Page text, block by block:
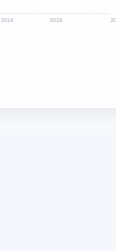
2014 2018